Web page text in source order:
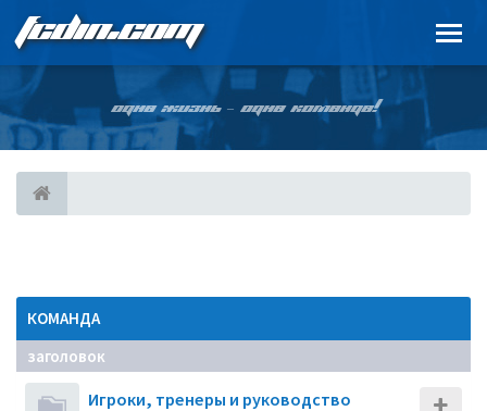
FCDIN.COM
ОДНА ЖИЗНЬ – ОДНА КОМАНДА!
КОМАНДА
заголовок
Игроки, тренеры и руководство